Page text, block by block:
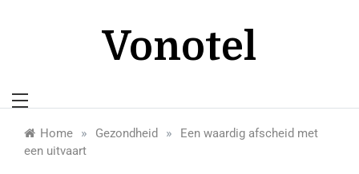
Vonotel
Home » Gezondheid »
Een waardig afscheid met
een uitvaart